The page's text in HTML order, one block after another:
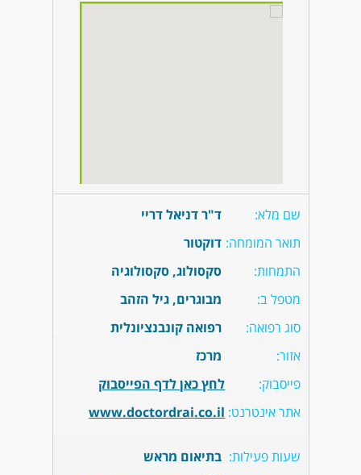
שם מלא:
ד"ר דניאל דריי
תואר המומחה: דוקטור
התמחות:
סקסולוג, סקסולוגיה
מטפל ב:
מבוגרים, גיל הזהב
סוג רפואה:
רפואה קונבנציונלית
אזור:
מרכז
פייסבוק:
לחץ כאן לדף הפייסבוק
אתר אינטרנט: www.doctordrai.co.il
שעות פעילות: בתיאום מראש